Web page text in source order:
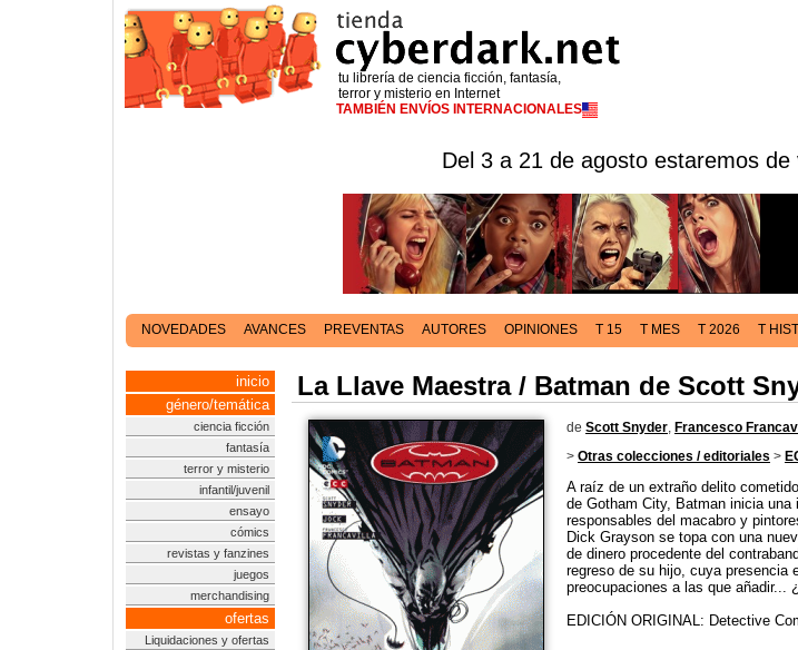
tu librería de ciencia ficción, fantasía,
terror y misterio en Internet
TAMBIÉN ENVÍOS INTERNACIONALES
Del 3 a 21 de agosto estaremos de
NOVEDADES AVANCES PREVENTAS AUTORES OPINIONES T 15 T MES T 2026 T HIST
inicio
género/temática
ciencia ficción
fantasía
terror y misterio
infantil/juvenil
ensayo
cómics
revistas y fanzines
juegos
merchandising
ofertas
Liquidaciones y ofertas
La Llave Maestra / Batman de Scott
de Scott Snyder, Francesco
> Otras colecciones / editoriales >
A raíz de un extraño delito
de Gotham City, Batman inicia
responsables del macabro y
Dick Grayson se topa con una
de dinero procedente del
regreso de su hijo, cuya presencia
preocupaciones a las que añadir...
EDICIÓN ORIGINAL: Detective